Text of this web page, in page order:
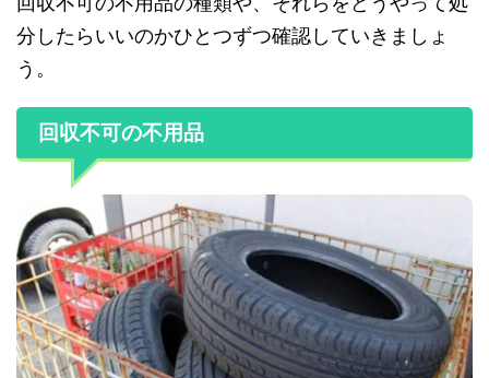
分したらいいのかひとつずつ確認していきましょ
う。
回収不可の不用品